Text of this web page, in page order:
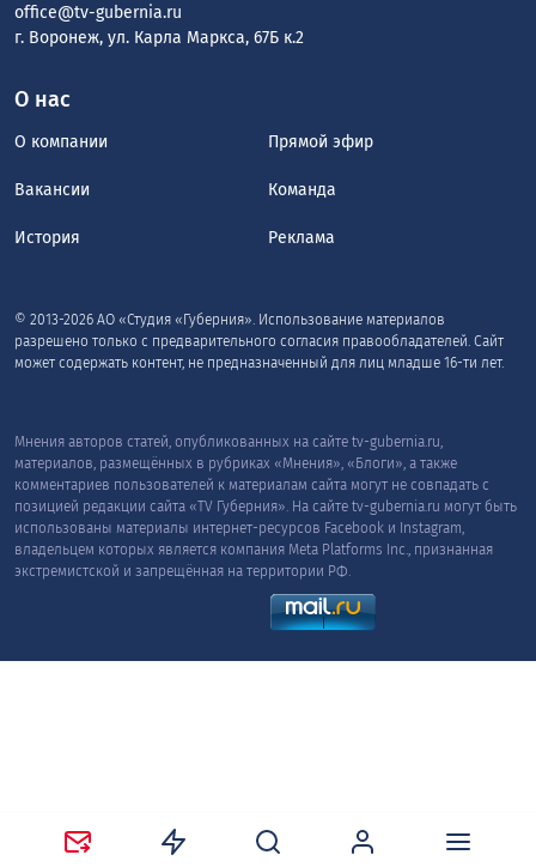
О нас
О компании Прямой эфир
Вакансии Команда
История Реклама
© 2013-2026 АО «Студия «Губерния». Использование материалов
разрешено только с предварительного согласия правообладателей. Сайт
может содержать контент, не предназначенный для лиц младше 16-ти лет.
office@tv-gubernia.ru
г. Воронеж, ул. Карла Маркса, 67Б к.2
Мнения авторов статей, опубликованных на сайте tv-gubernia.ru,
материалов, размещённых в рубриках «Мнения», «Блоги», а также
комментариев пользователей к материалам сайта могут не совпадать с
позицией редакции сайта «TV Губерния». На сайте tv-gubernia.ru могут быть
использованы материалы интернет-ресурсов Facebook и Instagram,
владельцем которых является компания Meta Platforms Inc., признанная
экстремистской и запрещённая на территории РФ.